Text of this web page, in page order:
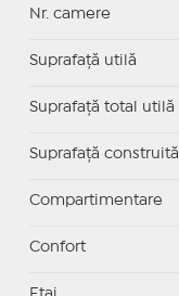
Nr. camere
Suprafaţă utilă
Suprafaţă total utilă
Suprafaţă construită
Compartimentare
Confort